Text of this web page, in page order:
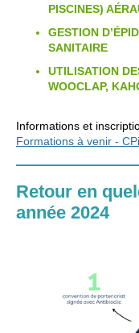
PISCINES)
GESTION
SANITAIRE
UTILISATION
WOOCLAP,
Informations et
Formations à venir -
Retour en
année 2024